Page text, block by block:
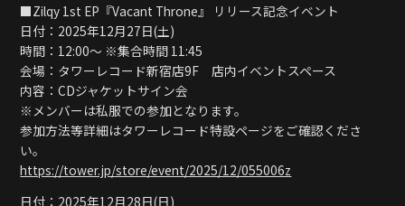
■Zilqy 1st EP『Vacant Throne』 リリース記念イベント
日付：2025年12月27日(土)
時間：12:00〜 ※集合時間 11:45
会場：タワーレコード新宿店9F 店内イベントスペース
内容：CDジャケットサイン会
※メンバーは私服での参加となります。
参加方法等詳細はタワーレコード特設ページをご確認くださ
い。
https://tower.jp/store/event/2025/12/055006z
日付：2025年12月28日(日)